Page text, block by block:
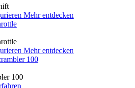
Mehr entdecken
Mehr entdecken
100
100